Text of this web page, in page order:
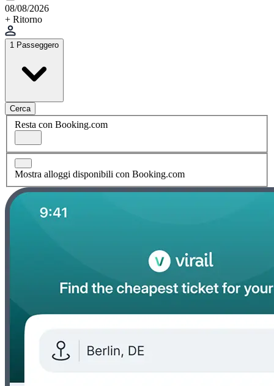
08/08/2026
+ Ritorno
1 Passeggero
Cerca
Resta con Booking.com
Mostra alloggi disponibili con Booking.com